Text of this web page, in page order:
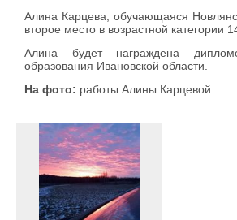
Алина Карцева, обучающаяся
второе место в возрастной категории
Алина будет награждена
образования Ивановской области.
На фото: работы Алины Карцевой